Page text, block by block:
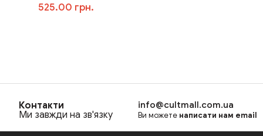
525.00 грн.
Контакти
Ми завжди на зв'язку
info@cultmall.com.ua
Ви можете написати нам email